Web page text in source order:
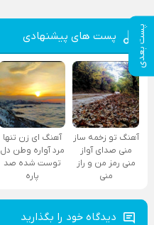
پست بعدی پست های پیشنهادی
آهنگ تو زخمه ساز
منی صدای آواز
منی رمز من و راز
منی
آهنگ ای زن تنها
مرد آواره وطن دل
توست شده صد
پاره
دیدگاه خود را بگذارید